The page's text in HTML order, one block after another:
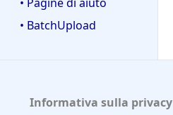
• BatchUpload
Informativa sulla privacy